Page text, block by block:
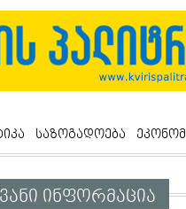
საზოგადოება
ინფორმაცია